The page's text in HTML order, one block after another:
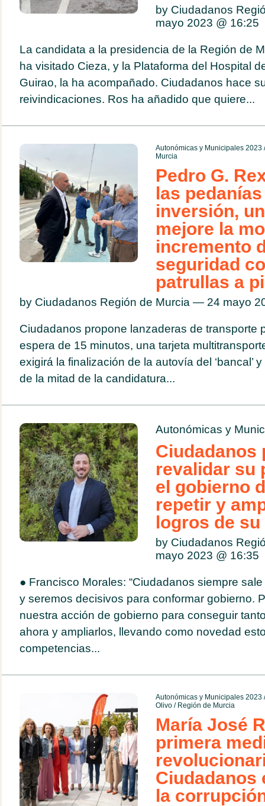
by Ciudadanos
mayo 2023 @ 16:25
La candidata a la presidencia de la Región de
ha visitado Cieza, y la Plataforma del Hospital
Guirao, la ha acompañado. Ciudadanos hace
reivindicaciones. Ros ha añadido que quiere...
Autonómicas y Municipales 2023
Murcia
Pedro G.
las
inversión,
mejore la
incremento
seguridad
patrullas a
by Ciudadanos Región de Murcia — 24 mayo
Ciudadanos propone lanzaderas de transporte
espera de 15 minutos, una tarjeta
exigirá la finalización de la autovía del ‘bancal’
de la mitad de la candidatura...
Autonómicas y
Ciudadanos
revalidar su
el gobierno
repetir y
logros de
by Ciudadanos
mayo 2023 @ 16:35
● Francisco Morales: “Ciudadanos siempre
y seremos decisivos para conformar gobierno.
nuestra acción de gobierno para conseguir
ahora y ampliarlos, llevando como novedad
competencias...
Autonómicas y Municipales 2023
Olivo/ Región de Murcia
María José
primera
Ciudadanos
la